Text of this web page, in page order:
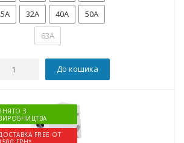
32А 40А
50А
63А
До кошика
З
FREE ОТ